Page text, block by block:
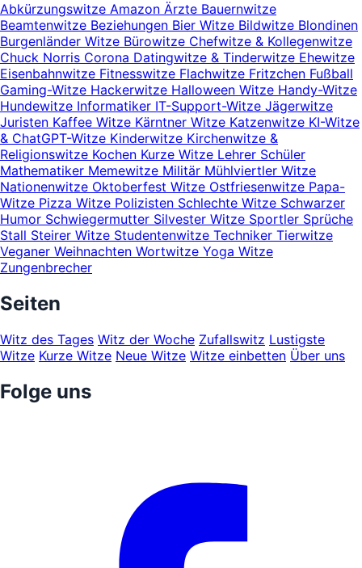
Abkürzungswitze Amazon Ärzte Bauernwitze
Beamtenwitze Beziehungen Bier Witze Bildwitze Blondinen
Burgenländer Witze Bürowitze Chefwitze & Kollegenwitze
Chuck Norris Corona Datingwitze & Tinderwitze Ehewitze
Eisenbahnwitze Fitnesswitze Flachwitze Fritzchen Fußball
Gaming-Witze Hackerwitze Halloween Witze Handy-Witze
Hundewitze Informatiker IT-Support-Witze Jägerwitze
Juristen Kaffee Witze Kärntner Witze Katzenwitze KI-Witze
& ChatGPT-Witze Kinderwitze Kirchenwitze &
Religionswitze Kochen Kurze Witze Lehrer Schüler
Mathematiker Memewitze Militär Mühlviertler Witze
Nationenwitze Oktoberfest Witze Ostfriesenwitze Papa-
Witze Pizza Witze Polizisten Schlechte Witze Schwarzer
Humor Schwiegermutter Silvester Witze Sportler Sprüche
Stall Steirer Witze Studentenwitze Techniker Tierwitze
Veganer Weihnachten Wortwitze Yoga Witze
Zungenbrecher
Seiten
Witz des Tages Witz der Woche Zufallswitz Lustigste
Witze Kurze Witze Neue Witze Witze einbetten Über uns
Folge uns